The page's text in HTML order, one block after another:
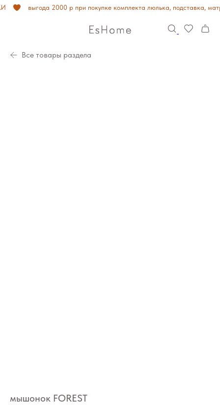
выгода 2000 р при покупке комплекта люлька, подставка,
Все товары раздела
мышонок FOREST